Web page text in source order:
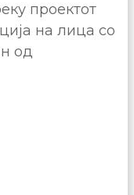
проектот
на лица со
од